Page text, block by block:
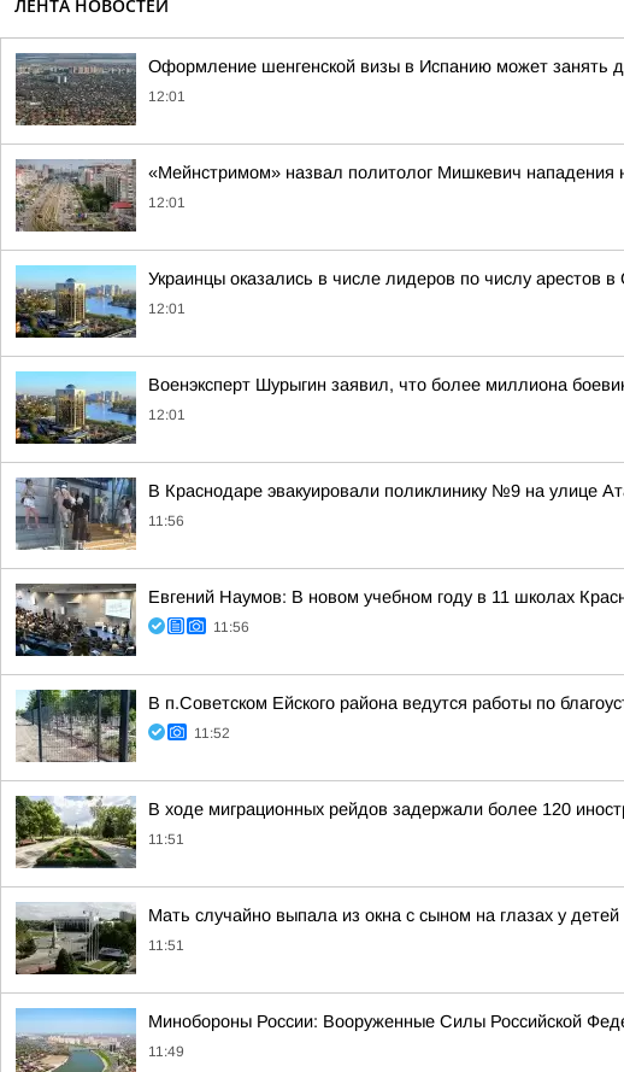
ЛЕНТА НОВОСТЕЙ
Оформление шенгенской визы в Испанию может занять
12:01
«Мейнстримом» назвал политолог Мишкевич нападения
12:01
Украинцы оказались в числе лидеров по числу арестов
12:01
Военэксперт Шурыгин заявил, что более миллиона
12:01
В Краснодаре эвакуировали поликлинику №9 на улице
11:56
Евгений Наумов: В новом учебном году в 11 школах
11:56
В п.Советском Ейского района ведутся работы по
11:52
В ходе миграционных рейдов задержали более 120
11:51
Мать случайно выпала из окна с сыном на глазах у
11:51
Минобороны России: Вооруженные Силы Российской
11:49